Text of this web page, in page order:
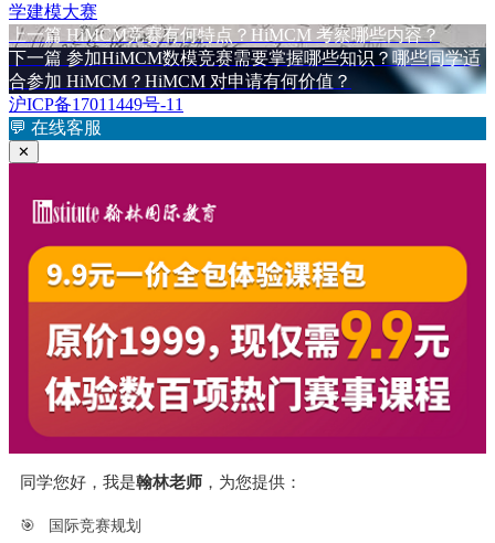
布
于
学建模大赛
文
章
导
航
上一篇 上
篇
文
章：
HiMCM竞赛有何特点？HiMCM 考察哪些内容？
下一篇 下
篇
文
章：
参加HiMCM数模竞赛需要掌握哪些知识？哪些同学适
合参加 HiMCM？HiMCM 对申请有何价值？
沪ICP备17011449号-11
💬 在线客服
✕
同学您好，我是翰林老师 ，为您提供：
🎯 国际竞赛规划